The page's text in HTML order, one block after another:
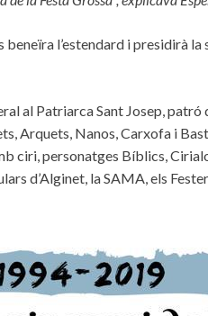
beneïra l’estendard i presidirà
al Patriarca Sant Josep, patró
Arquets, Nanos, Carxofa i
ciri, personatges Bíblics,
d’Alginet, la SAMA, els